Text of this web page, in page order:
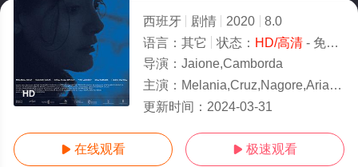
HD
西班牙 剧情 2020
8.0
语言： 其它 状态： HD/高清- 免费在线观看
导演： Jaione,Camborda
主演： Melania,Cruz,Nagore,Arias,Rosa,Puga,Dávila,Tito,Asorey
更新时间： 2024-03-31
 在线观看  极速观看